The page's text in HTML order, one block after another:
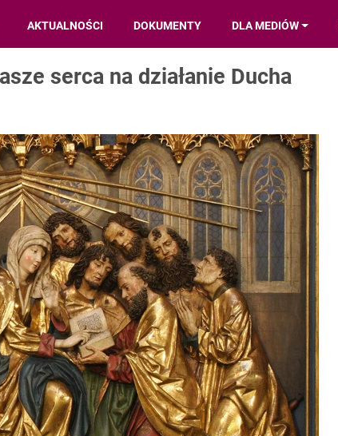
AKTUALNOŚCI DOKUMENTY DLA MEDIÓW
serca na działanie Ducha